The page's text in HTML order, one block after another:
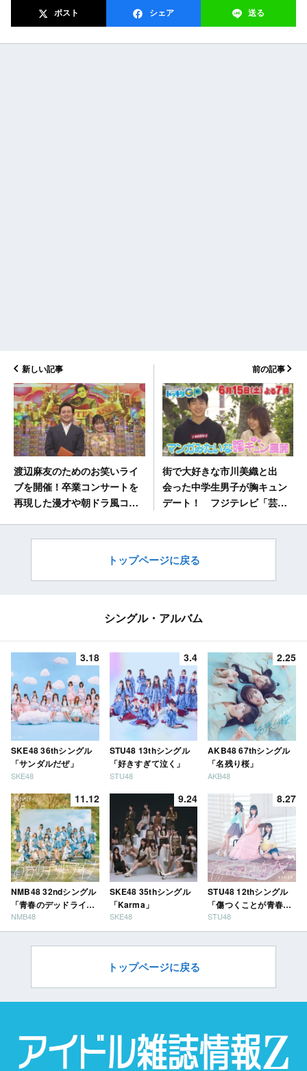
ポスト シェア 送る
新しい記事
渡辺麻友のためのお笑いライ
ブを開催！卒業コンサートを
再現した漫才や朝ドラ風コン
前の記事
街で大好きな市川美織と出
会った中学生男子が胸キュン
デート！ フジテレビ「芸能
トップページに戻る
シングル・アルバム
3.18
SKE48 36thシングル
「サンダルだぜ」
SKE48
3.4
STU48 13thシングル
「好きすぎて泣く」
STU48
2.25
AKB48 67thシングル
「名残り桜」
AKB48
11.12
NMB48 32ndシングル
「青春のデッドライ
ン」
NMB48
9.24
SKE48 35thシングル
「Karma」
SKE48
8.27
STU48 12thシングル
「傷つくことが青春
だ」
STU48
トップページに戻る